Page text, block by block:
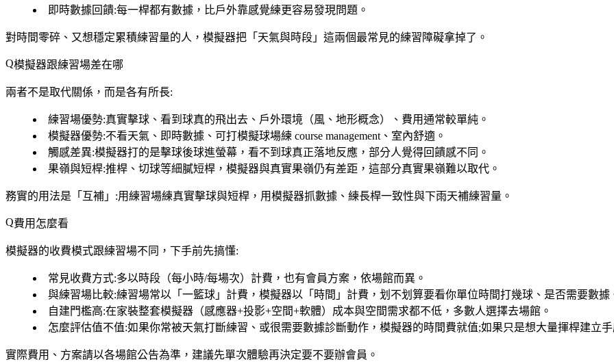
即時數據回饋:每一桿都有數據，比戶外靠感覺練更容易發現問題。
對時間零碎、又想穩定累積練習量的人，模擬器把「天氣與時段」這兩個最常見的練習障礙拿掉了。
模擬器跟練習場差在哪
兩者不是取代關係，而是各有所長:
練習場優勢:真實擊球、看到球真的飛出去、戶外環境（風、地形概念）、費用通常較單純。
模擬器優勢:不看天氣、即時數據、可打模擬球場練 course management、室內舒適。
觸感差異:模擬器打的是擊球後球進螢幕，看不到球真正落地反應，部分人覺得回饋感不同。
果嶺與短桿:推桿、切球等細膩短桿，模擬器與真實果嶺仍有差距，這部分真實果嶺難以取代。
務實的用法是「互補」:用練習場練真實擊球與短桿，用模擬器抓數據、練長桿一致性與下雨天補練習量。
費用怎麼看
模擬器的收費模式跟練習場不同，下手前先搞懂:
常見收費方式:多以時段（每小時/每場次）計費，也有會員方案，依場館而異。
與練習場比較:練習場常以「一籃球」計費，模擬器以「時間」計費，划不划算要看你單位時間打幾球、是否需要數據
自建門檻高:在家裝整套模擬器（感應器+投影+空間+軟體）成本與空間需求都不低，多數人選擇去場館。
怎麼評估值不值:如果你常被天氣打斷練習、或很需要數據診斷動作，模擬器的時間費就值;如果只是想大量揮桿建立
實際費用、方案請以各場館公告為準，建議先單次體驗再決定要不要辦會員。